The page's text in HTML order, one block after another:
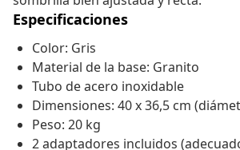
Especificaciones
Color: Gris
Material de la base: Granito
Tubo de acero inoxidable
Dimensiones: 40 x 36,5 cm
Peso: 20 kg
2 adaptadores incluidos